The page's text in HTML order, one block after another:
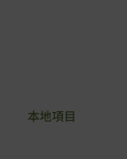
本地項目